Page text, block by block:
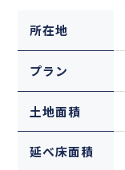
所在地
プラン
土地面積
延べ床面積